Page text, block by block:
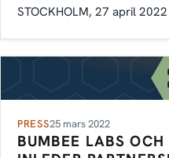
STOCKHOLM, 27 april 2022
PRESS25 mars 2022
BUMBEE LABS